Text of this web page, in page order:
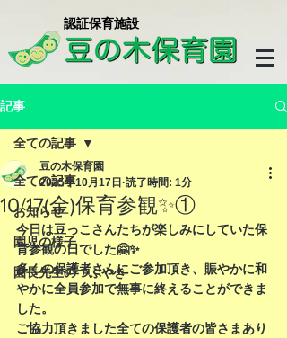
​認証保育施設
記事
全ての記事
お知らせ
園児の様子
園長先生のつぶやき
全ての記事
10/17(金)保育参観✨①
豆の木保育園
2025年10月17日 読了時間: 1分
今日は豆っこさんたちが楽しみにしていた保
育参観の日でした🤗✨
多くの保護者さんにご参加頂き、賑やかに和
やかに全員参加で無事に終えることができま
した。
ご協力頂きました全ての保護者の皆さまあり